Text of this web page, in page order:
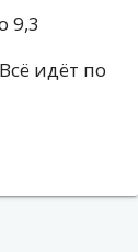
9,3
идёт по